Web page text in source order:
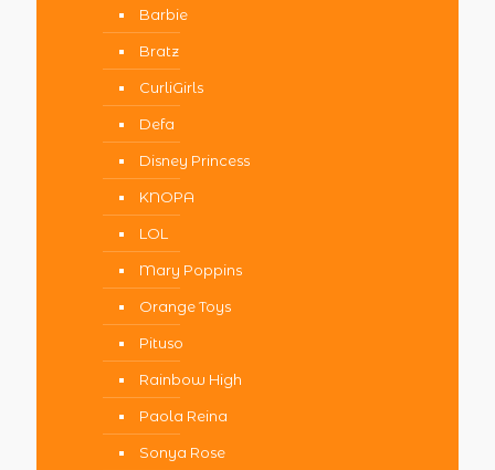
Barbie
Bratz
CurliGirls
Defa
Disney Princess
KNOPA
LOL
Mary Poppins
Orange Toys
Pituso
Rainbow High
Paola Reina
Sonya Rose